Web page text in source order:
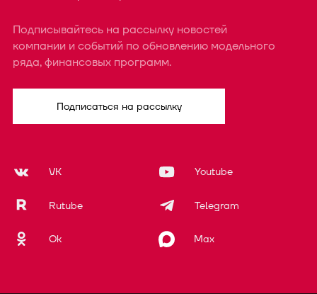
Подписывайтесь на рассылку новостей
компании и событий по обновлению модельного
ряда, финансовых программ.
Подписаться на рассылку
VK Youtube
Rutube Telegram
Ok Max